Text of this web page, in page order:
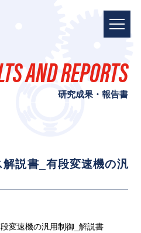
AND REPORTS
研究成果・報告書
説書_有段変速機の汎
変速機の汎用制御_解説書